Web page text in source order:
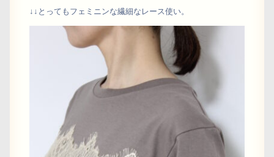
↓↓とってもフェミニンな繊細なレース使い。